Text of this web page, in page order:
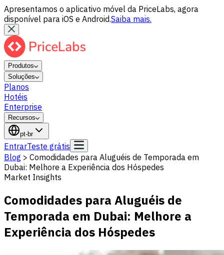
Apresentamos o aplicativo móvel da PriceLabs, agora
disponível para iOS e Android.Saiba mais.
Produtos
Soluções
Planos
Hotéis
Enterprise
Recursos
pt-br
EntrarTeste grátis
Blog > Comodidades para Aluguéis de Temporada em
Dubai: Melhore a Experiência dos Hóspedes
Market Insights
Comodidades para Aluguéis de
Temporada em Dubai: Melhore a
Experiência dos Hóspedes